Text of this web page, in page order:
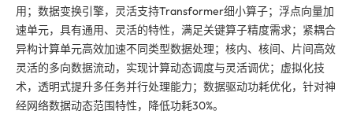
用；数据变换引擎，灵活支持Transformer细小算子；浮点向量加
速单元，具有通用、灵活的特性，满足关键算子精度需求；紧耦合
异构计算单元高效加速不同类型数据处理；核内、核间、片间高效
灵活的多向数据流动，实现计算动态调度与灵活调优；虚拟化技
术，透明式提升多任务并行处理能力；数据驱动功耗优化，针对神
经网络数据动态范围特性，降低功耗30%。